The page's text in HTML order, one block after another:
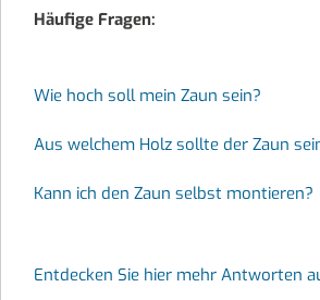
Häufige Fragen:
Wie hoch soll mein Zaun sein?
Aus welchem Holz sollte der Zaun
Kann ich den Zaun selbst montieren?
Entdecken Sie hier mehr Antworten